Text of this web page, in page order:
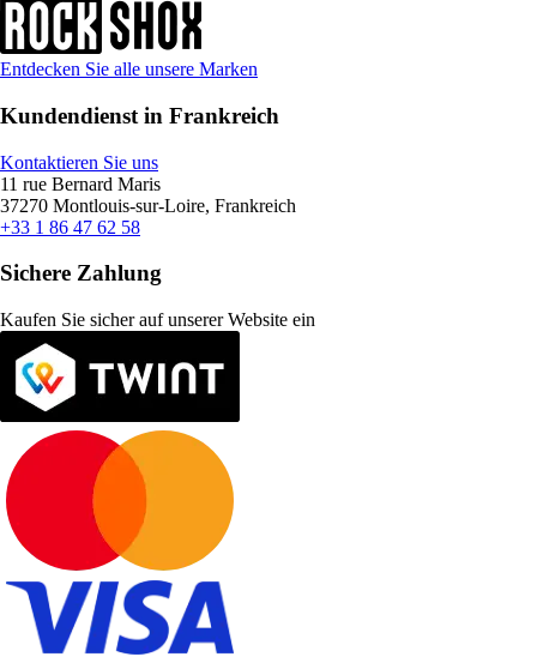
Entdecken Sie alle unsere Marken
Kundendienst in Frankreich
Kontaktieren Sie uns
11 rue Bernard Maris
37270 Montlouis-sur-Loire, Frankreich
+33 1 86 47 62 58
Sichere Zahlung
Kaufen Sie sicher auf unserer Website ein